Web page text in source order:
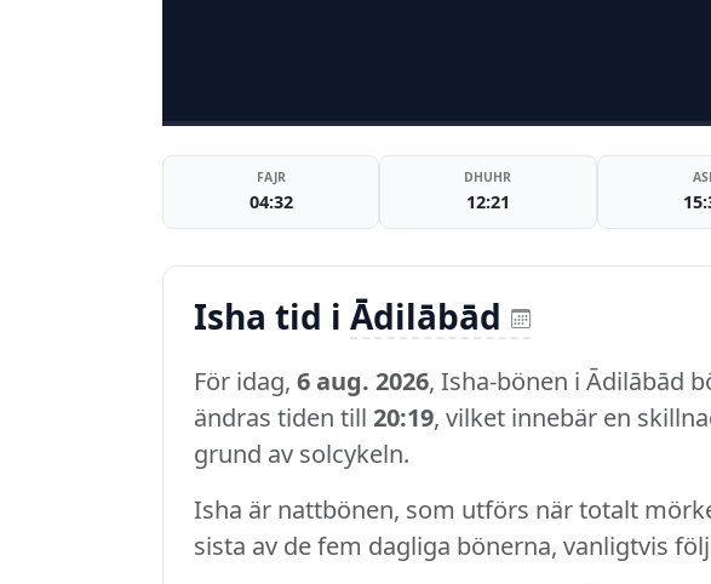
FAJR
04:32
DHUHR
12:21
Isha tid i Ādilābād
För idag, 6 aug. 2026, Isha-bönen i Ādilābād
ändras tiden till 20:19, vilket innebär en
grund av solcykeln.
Isha är nattbönen, som utförs när totalt
sista av de fem dagliga bönerna, vanligtvis